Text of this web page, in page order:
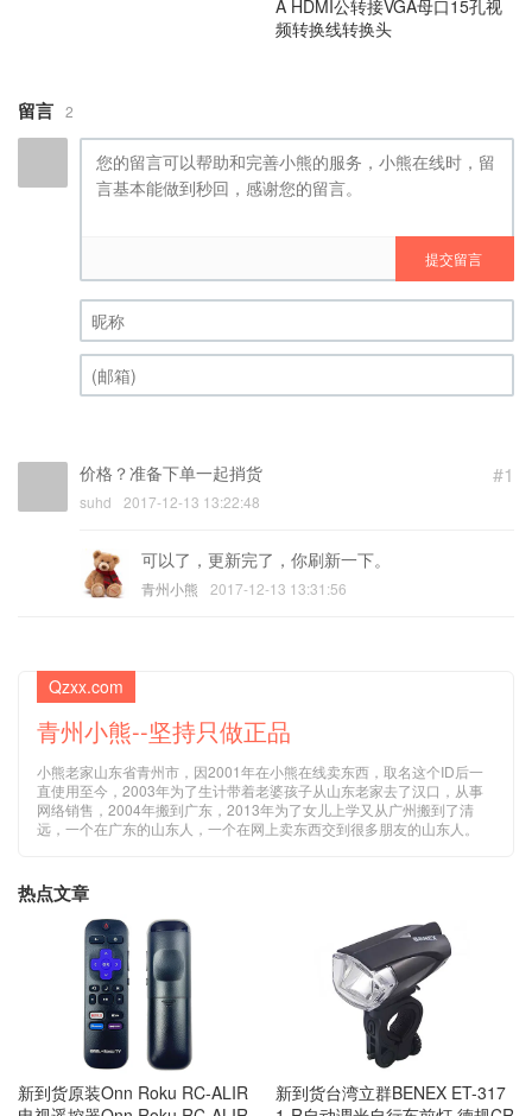
A HDMI公转接VGA母口15孔视
频转换线转换头
留言 2
提交留言
昵称 (必填)
#1
价格？准备下单一起捎货
suhd 2017-12-13 13:22:48
可以了，更新完了，你刷新一下。
青州小熊 2017-12-13 13:31:56
Qzxx.com
青州小熊--坚持只做正品
小熊老家山东省青州市，因2001年在小熊在线卖东西，取名这个ID后一
直使用至今，2003年为了生计带着老婆孩子从山东老家去了汉口，从事
网络销售，2004年搬到广东，2013年为了女儿上学又从广州搬到了清
远，一个在广东的山东人，一个在网上卖东西交到很多朋友的山东人。
热点文章
新到货原装Onn Roku RC-ALIR
新到货台湾立群BENEX ET-317